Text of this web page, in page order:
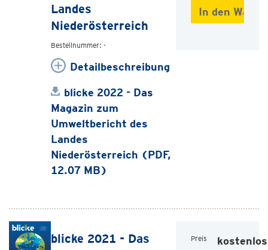
Landes
Niederösterreich
Bestellnummer: -
Detailbeschreibung
blicke 2022 - Das
Magazin zum
Umweltbericht des
Landes
Niederösterreich (PDF,
12.07 MB)
blicke 2021 - Das
Preis kostenlos